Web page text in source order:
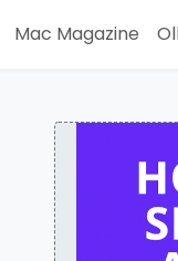
Mac Magazine